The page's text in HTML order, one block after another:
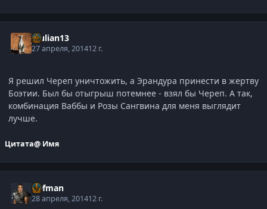
djulian13
27 апреля, 201412 г.
Я решил Череп уничтожить, а Эрандура принести в жертву
Боэтии. Был бы отыгрыш потемнее - взял бы Череп. А так,
комбинация Ваббы и Розы Сангвина для меня выглядит
лучше.
Цитата@ Имя
Defman
28 апреля, 201412 г.